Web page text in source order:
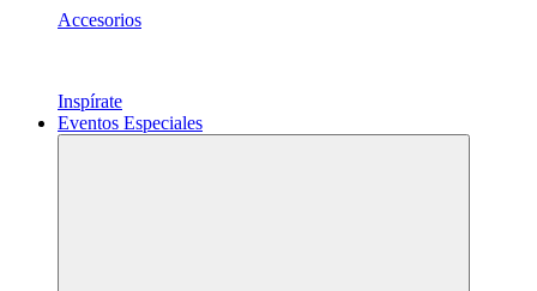
Accesorios
Inspírate
Eventos Especiales